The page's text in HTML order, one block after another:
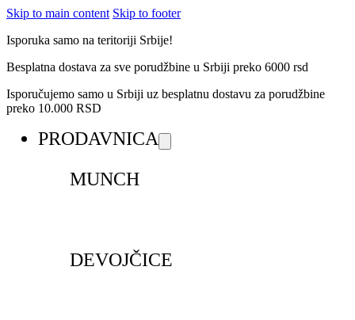
Skip to main content Skip to footer
Isporuka samo na teritoriji Srbije!
Besplatna dostava za sve porudžbine u Srbiji preko 6000 rsd
Isporučujemo samo u Srbiji uz besplatnu dostavu za porudžbine
preko 10.000 RSD
PRODAVNICA
MUNCH
DEVOJČICE